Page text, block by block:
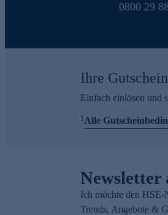
0800 29
Ihre
Einfach einlösen und
1Alle
Newsletter
Ich möchte den HSE-
Trends, Angebote &